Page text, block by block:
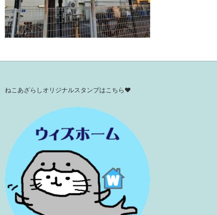
ねこあざらしオリジナルスタンプはこちら♥